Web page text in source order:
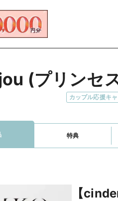
(プリンセ
カップル応援キ
特典
【